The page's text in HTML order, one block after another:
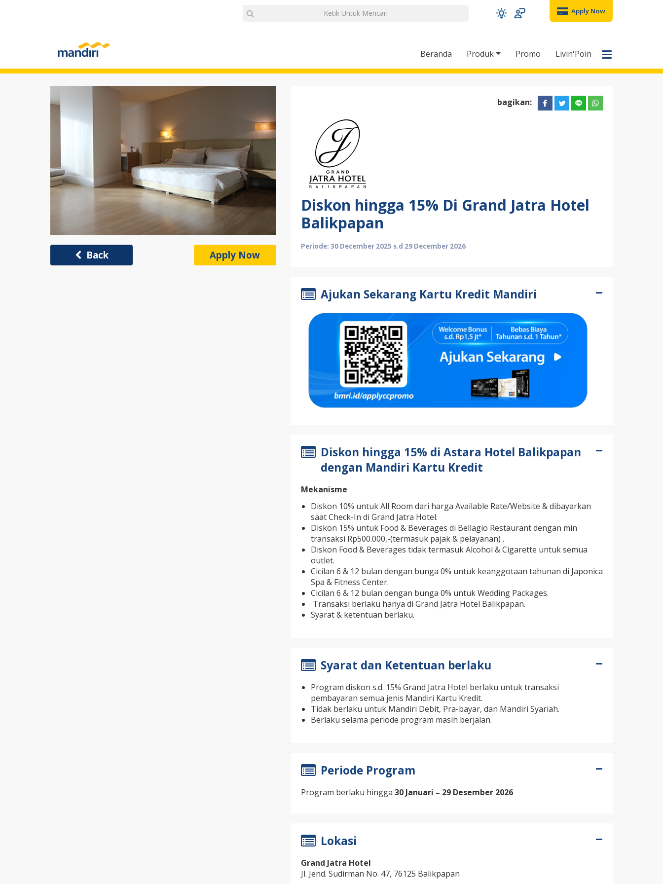
Apply Now
Beranda Produk Promo Livin'Poin
Back Apply Now
bagikan:
Diskon hingga 15% Di Grand Jatra Hotel
Balikpapan
Periode: 30 December 2025 s.d 29 December 2026
Ajukan Sekarang Kartu Kredit Mandiri
Diskon hingga 15% di Astara Hotel Balikpapan
dengan Mandiri Kartu Kredit
Mekanisme
Diskon 10% untuk All Room dari harga Available Rate/Website & dibayarkan
saat Check-In di Grand Jatra Hotel.
Diskon 15% untuk Food & Beverages di Bellagio Restaurant dengan min
transaksi Rp500.000,-(termasuk pajak & pelayanan) .
Diskon Food & Beverages tidak termasuk Alcohol & Cigarette untuk semua
outlet.
Cicilan 6 & 12 bulan dengan bunga 0% untuk keanggotaan tahunan di Japonica
Spa & Fitness Center.
Cicilan 6 & 12 bulan dengan bunga 0% untuk Wedding Packages.
Transaksi berlaku hanya di Grand Jatra Hotel Balikpapan.
Syarat & ketentuan berlaku.
Syarat dan Ketentuan berlaku
Program diskon s.d. 15% Grand Jatra Hotel berlaku untuk transaksi
pembayaran semua jenis Mandiri Kartu Kredit.
Tidak berlaku untuk Mandiri Debit, Pra-bayar, dan Mandiri Syariah.
Berlaku selama periode program masih berjalan.
Periode Program
Program berlaku hingga 30 Januari – 29 Desember 2026
Lokasi
Grand Jatra Hotel
Jl. Jend. Sudirman No. 47, 76125 Balikpapan